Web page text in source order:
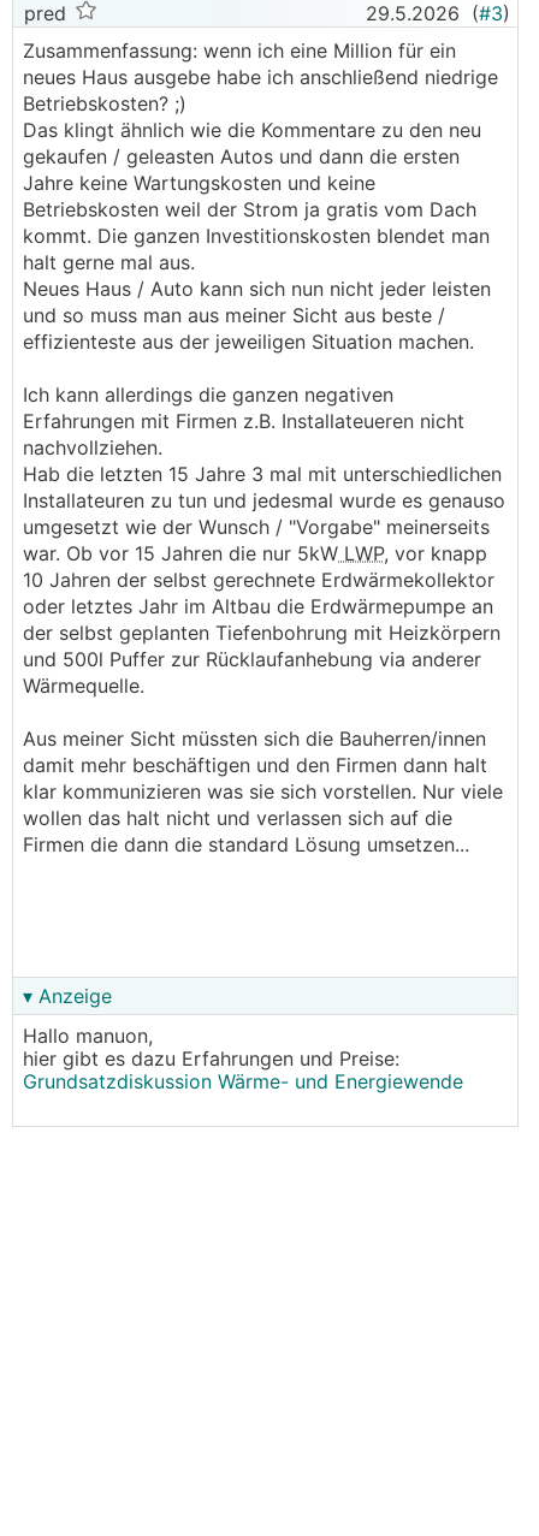
pred 29.5.2026 (#3)
Zusammenfassung: wenn ich eine Million für ein
neues Haus ausgebe habe ich anschließend niedrige
Betriebskosten? ;)
Das klingt ähnlich wie die Kommentare zu den neu
gekaufen / geleasten Autos und dann die ersten
Jahre keine Wartungskosten und keine
Betriebskosten weil der Strom ja gratis vom Dach
kommt. Die ganzen Investitionskosten blendet man
halt gerne mal aus.
Neues Haus / Auto kann sich nun nicht jeder leisten
und so muss man aus meiner Sicht aus beste /
effizienteste aus der jeweiligen Situation machen.
Ich kann allerdings die ganzen negativen
Erfahrungen mit Firmen z.B. Installateueren nicht
nachvollziehen.
Hab die letzten 15 Jahre 3 mal mit unterschiedlichen
Installateuren zu tun und jedesmal wurde es genauso
umgesetzt wie der Wunsch / "Vorgabe" meinerseits
war. Ob vor 15 Jahren die nur 5kW LWP, vor knapp
10 Jahren der selbst gerechnete Erdwärmekollektor
oder letztes Jahr im Altbau die Erdwärmepumpe an
der selbst geplanten Tiefenbohrung mit Heizkörpern
und 500l Puffer zur Rücklaufanhebung via anderer
Wärmequelle.
Aus meiner Sicht müssten sich die Bauherren/innen
damit mehr beschäftigen und den Firmen dann halt
klar kommunizieren was sie sich vorstellen. Nur viele
wollen das halt nicht und verlassen sich auf die
Firmen die dann die standard Lösung umsetzen...
▾ Anzeige
Hallo manuon,
hier gibt es dazu Erfahrungen und Preise:
Grundsatzdiskussion Wärme- und Energiewende